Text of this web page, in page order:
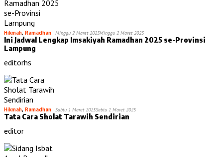
Hikmah, Ramadhan Minggu 2 Maret 2025Minggu 2 Maret 2025
Ini Jadwal Lengkap Imsakiyah Ramadhan 2025 se-Provinsi
Lampung
editorhs
Hikmah, Ramadhan Sabtu 1 Maret 2025Sabtu 1 Maret 2025
Tata Cara Sholat Tarawih Sendirian
editor